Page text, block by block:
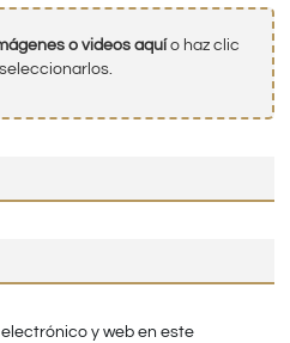
o videos aquío haz clic
y web en este